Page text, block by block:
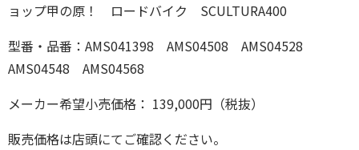
ョップ甲の原！ ロードバイク SCULTURA400
型番・品番：AMS041398 AMS04508 AMS04528
AMS04548 AMS04568
メーカー希望小売価格： 139,000円（税抜）
販売価格は店頭にてご確認ください。